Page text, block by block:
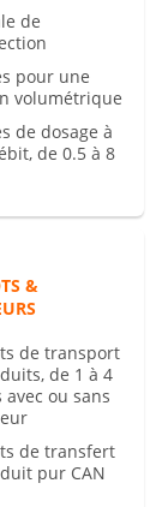
de
pour une
volumétrique
de dosage à
de 0.5 à 8
&
de transport
de 1 à 4
avec ou sans
de transfert
pur CAN